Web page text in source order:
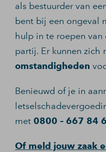
als bestuurder van
bent bij een ongeval
hulp in te roepen
partij. Er kunnen zich
omstandigheden
Benieuwd of je in
met 0800 – 667 84
Of meld jouw zaak